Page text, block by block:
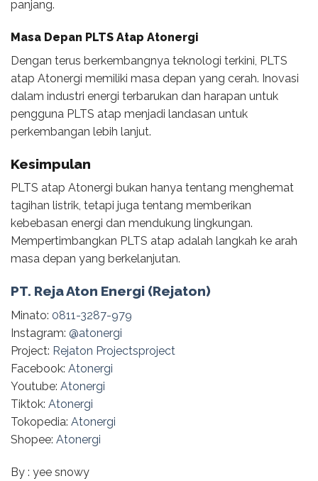
panjang.
Masa Depan PLTS Atap Atonergi
Dengan terus berkembangnya teknologi terkini, PLTS
atap Atonergi memiliki masa depan yang cerah. Inovasi
dalam industri energi terbarukan dan harapan untuk
pengguna PLTS atap menjadi landasan untuk
perkembangan lebih lanjut.
Kesimpulan
PLTS atap Atonergi bukan hanya tentang menghemat
tagihan listrik, tetapi juga tentang memberikan
kebebasan energi dan mendukung lingkungan.
Mempertimbangkan PLTS atap adalah langkah ke arah
masa depan yang berkelanjutan.
PT. Reja Aton Energi (Rejaton)
Minato: 0811-3287-979
Instagram: @‌atonergi
Project: Rejaton Projectsproject
Facebook: Atonergi
Youtube: Atonergi
Tiktok: Atonergi
Tokopedia: Atonergi
Shopee: Atonergi
By : yee snowy